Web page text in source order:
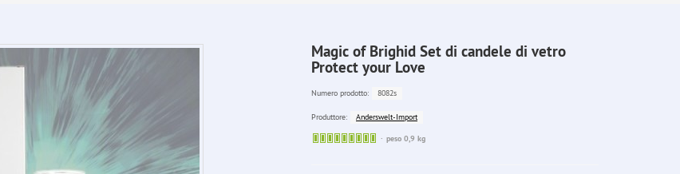
Magic of Brighid Set di candele di vetro
Protect your Love
Numero prodotto: 8082s
Produttore:
Anderswelt-Import
Sofort
peso 0,9 kg